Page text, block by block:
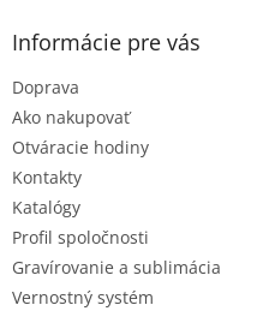
Informácie pre vás
Doprava
Ako nakupovať
Otváracie hodiny
Kontakty
Katalógy
Profil spoločnosti
Gravírovanie a sublimácia
Vernostný systém